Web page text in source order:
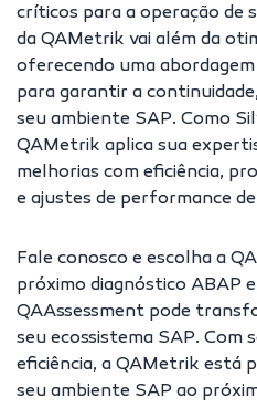
críticos para a operação de
da QAMetrik vai além da
oferecendo uma
para garantir a
seu ambiente SAP. Como
QAMetrik aplica sua
melhorias com eficiência,
e ajustes de performance
Fale conosco e escolha a
próximo diagnóstico ABAP
QAAssessment pode
seu ecossistema SAP. Com
eficiência, a QAMetrik está
seu ambiente SAP ao